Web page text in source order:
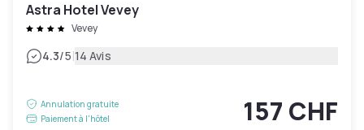
Astra Hotel Vevey
Vevey
4.3/5|14 Avis
Annulation gratuite
Paiement à l'hôtel
157 CHF